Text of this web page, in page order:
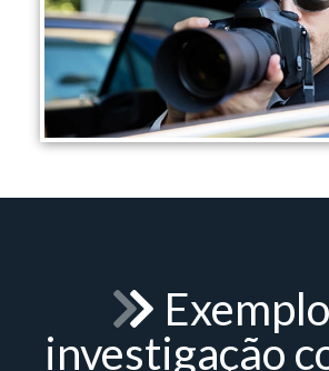
investigação